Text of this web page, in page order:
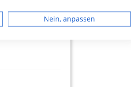
2.65
Nein, anpassen